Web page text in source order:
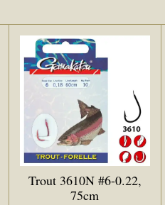
Trout 3610N #6-0.22,
75cm